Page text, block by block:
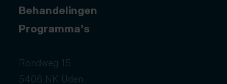
Behandelingen
Programma’s
Rondweg 15
5406 NK Uden